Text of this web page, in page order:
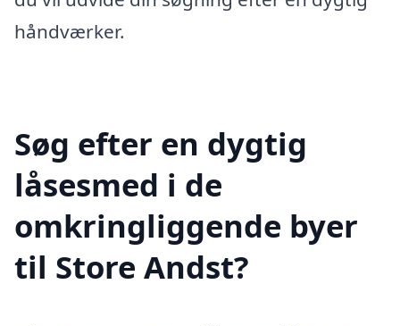
håndværker.
Søg efter en dygtig
låsesmed i de
omkringliggende byer
til Store Andst?